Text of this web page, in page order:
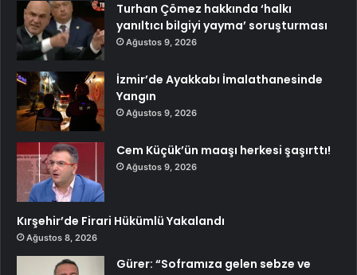
Turhan Çömez hakkında ‘halkı
yanıltıcı bilgiyi yayma’ soruşturması
Ağustos 9, 2026
İzmir’de Ayakkabı İmalathanesinde
Yangın
Ağustos 9, 2026
Cem Küçük’ün maaşı herkesi şaşırttı!
Ağustos 9, 2026
Kırşehir’de Firari Hükümlü Yakalandı
Ağustos 8, 2026
Gürer: “Soframıza gelen sebze ve